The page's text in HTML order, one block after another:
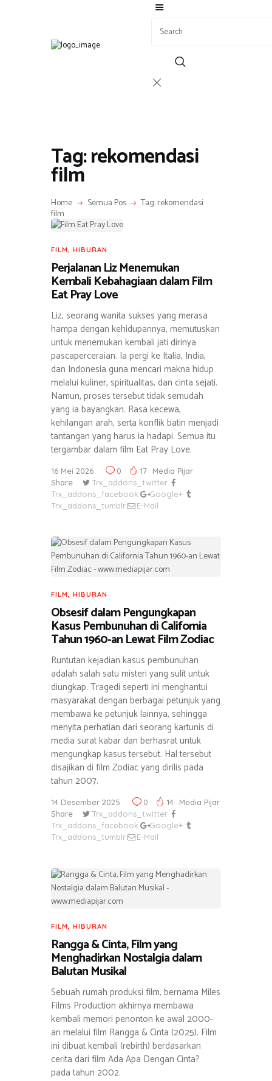
Tag: rekomendasi
film
Home Semua Pos Tag: rekomendasi
film
HIBURAN
JALAN-JALAN
GAYA HIDUP
OLAHRAGA
OPINI
FILM, HIBURAN
Perjalanan Liz Menemukan
Kembali Kebahagiaan dalam Film
Eat Pray Love
Liz, seorang wanita sukses yang merasa
hampa dengan kehidupannya, memutuskan
untuk menemukan kembali jati dirinya
pascaperceraian. Ia pergi ke Italia, India,
dan Indonesia guna mencari makna hidup
melalui kuliner, spiritualitas, dan cinta sejati.
Namun, proses tersebut tidak semudah
yang ia bayangkan. Rasa kecewa,
kehilangan arah, serta konflik batin menjadi
tantangan yang harus ia hadapi. Semua itu
tergambar dalam film Eat Pray Love.
16 Mei 2026 0 17
Media Pijar
Share
Trx_addons_twitter
Trx_addons_facebook
Google+
Trx_addons_tumblr
E-Mail
FILM, HIBURAN
Obsesif dalam Pengungkapan
Kasus Pembunuhan di California
Tahun 1960-an Lewat Film Zodiac
Runtutan kejadian kasus pembunuhan
adalah salah satu misteri yang sulit untuk
diungkap. Tragedi seperti ini menghantui
masyarakat dengan berbagai petunjuk yang
membawa ke petunjuk lainnya, sehingga
menyita perhatian dari seorang kartunis di
media surat kabar dan berhasrat untuk
mengungkap kasus tersebut. Hal tersebut
disajikan di film Zodiac yang dirilis pada
tahun 2007.
14 Desember 2025 0 14
Media Pijar
Share
Trx_addons_twitter
Trx_addons_facebook
Google+
Trx_addons_tumblr
E-Mail
FILM HIBURAN
Rangga & Cinta, Film yang
Menghadirkan Nostalgia dalam
Balutan Musikal
Sebuah rumah produksi film, bernama Miles
Films Production akhirnya membawa
kembali memori penonton ke awal 2000-
an melalui film Rangga & Cinta (2025). Film
ini dibuat kembali (rebirth) berdasarkan
cerita dari film Ada Apa Dengan Cinta?
pada tahun 2002.